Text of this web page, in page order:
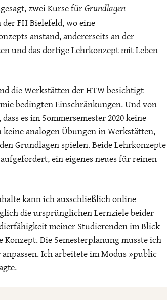
zwei Kurse fürGrundlagen
FH Bielefeld, wo eine
anstand, andererseits an der
und das dortige Lehrkonzept mit Leben
die Werkstätten der HTW besichtigt
bedingten Einschränkungen. Und von
es im Sommersemester 2020 keine
analogen Übungen in Werkstätten,
Grundlagen spielen. Beide Lehrkonzepte
ein eigenes neues für reinen
kann ich ausschließlich online
die ursprünglichen Lernziele beider
meiner Studierenden im Blick
Die Semesterplanung musste ich
Ich arbeitete im Modus »public